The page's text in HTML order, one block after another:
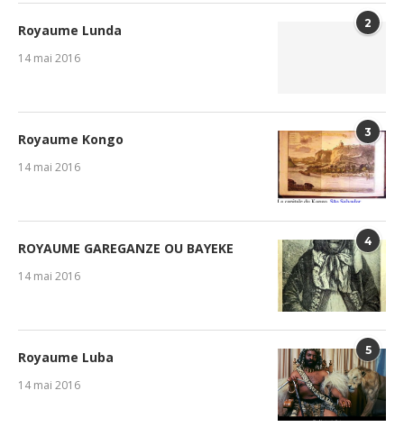
2
Royaume Lunda
14 mai 2016
3
Royaume Kongo
14 mai 2016
4
ROYAUME GAREGANZE OU BAYEKE
14 mai 2016
5
Royaume Luba
14 mai 2016